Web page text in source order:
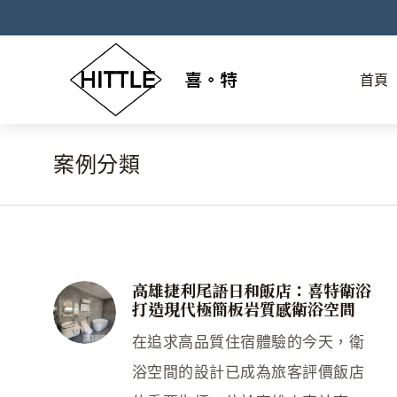
首頁
案例分類
高雄捷利尾語日和飯店：喜特衛浴
打造現代極簡板岩質感衛浴空間
在追求高品質住宿體驗的今天，衛
浴空間的設計已成為旅客評價飯店